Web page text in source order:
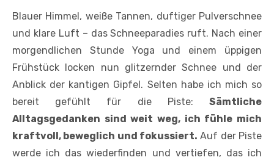
Blauer Himmel, weiße Tannen, duftiger Pulverschnee
und klare Luft – das Schneeparadies ruft. Nach einer
morgendlichen Stunde Yoga und einem üppigen
Frühstück locken nun glitzernder Schnee und der
Anblick der kantigen Gipfel. Selten habe ich mich so
bereit gefühlt für die Piste: Sämtliche
Alltagsgedanken sind weit weg, ich fühle mich
kraftvoll, beweglich und fokussiert. Auf der Piste
werde ich das wiederfinden und vertiefen, das ich